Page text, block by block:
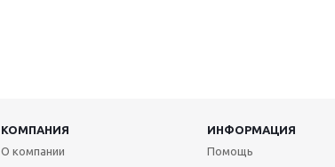
КОМПАНИЯ ИНФОРМАЦИЯ
О компании
Помощь